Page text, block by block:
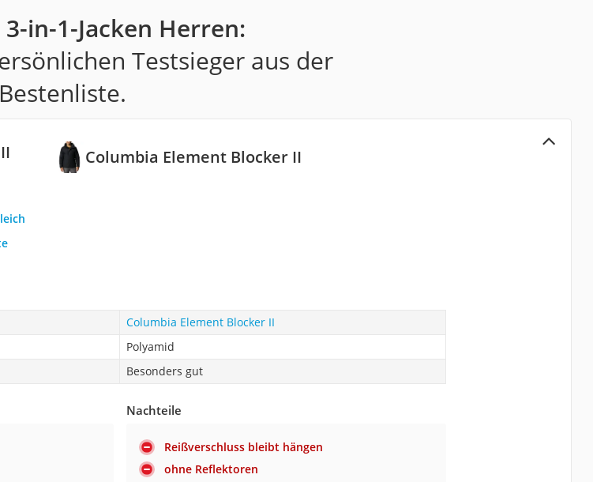
in-1-Jacken Herren:
Testsieger aus der
Bestenliste.
Columbia Element Blocker II
Columbia Element Blocker II
Polyamid
Besonders gut
Nachteile
Reißverschluss bleibt hängen
ohne Reflektoren